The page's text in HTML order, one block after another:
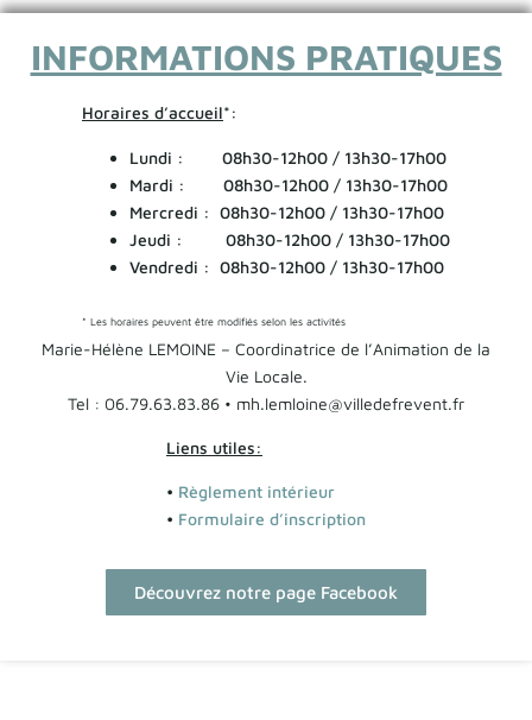
INFORMATIONS PRATIQUES
Horaires d’accueil*:
Lundi : 08h30-12h00 / 13h30-17h00
Mardi : 08h30-12h00 / 13h30-17h00
Mercredi : 08h30-12h00 / 13h30-17h00
Jeudi : 08h30-12h00 / 13h30-17h00
Vendredi : 08h30-12h00 / 13h30-17h00
* Les horaires peuvent être modifiés selon les activités
Marie-Hélène LEMOINE – Coordinatrice de l’Animation de la
Vie Locale.
Tel : 06.79.63.83.86 • mh.lemloine@villedefrevent.fr
Liens utiles:
• Règlement intérieur
• Formulaire d’inscription
Découvrez notre page Facebook